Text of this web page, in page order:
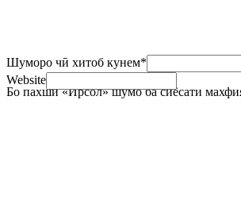
Шуморо чӣ хитоб кунем*
Website
Бо пахши «Ирсол» шумо ба сиёсати